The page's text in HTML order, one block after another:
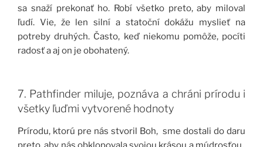
sa snaží prekonať ho. Robí všetko preto, aby miloval
ľudí. Vie, že len silní a statoční dokážu myslieť na
potreby druhých. Často, keď niekomu pomôže, pocíti
radosť a aj on je obohatený.
7. Pathfinder miluje, poznáva a chráni prírodu i
všetky ľuďmi vytvorené hodnoty
Prírodu, ktorú pre nás stvoril Boh, sme dostali do daru